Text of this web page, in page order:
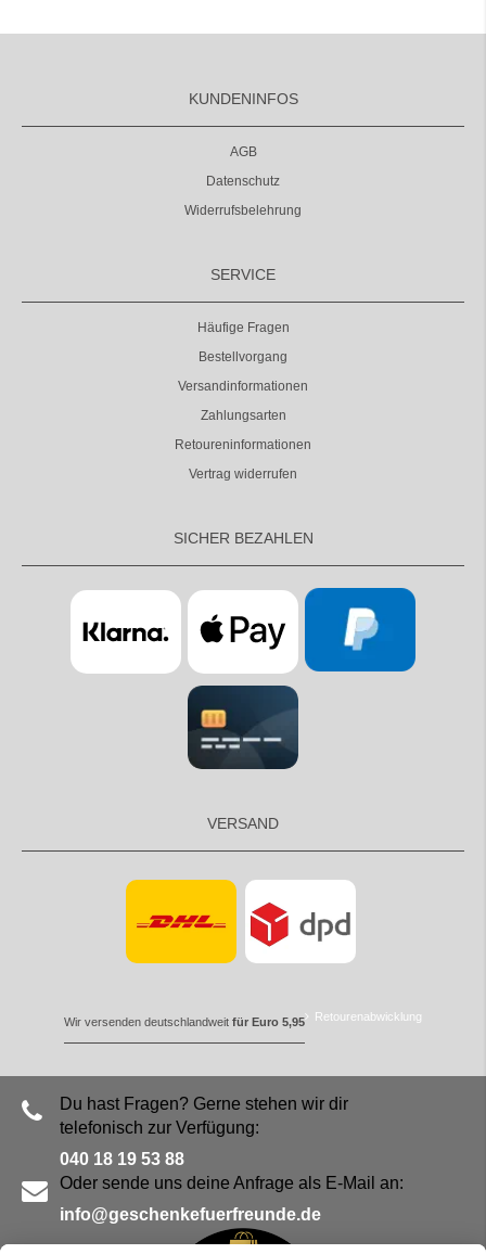
KUNDENINFOS
AGB
Datenschutz
Widerrufsbelehrung
SERVICE
Häufige Fragen
Bestellvorgang
Versandinformationen
Zahlungsarten
Retoureninformationen
Vertrag widerrufen
SICHER BEZAHLEN
VERSAND
Wir versenden deutschlandweit für Euro 5,95 Retourenabwicklung
Du hast Fragen? Gerne stehen wir dir
telefonisch zur Verfügung:
040 18 19 53 88
Oder sende uns deine Anfrage als E-Mail an:
info@geschenkefuerfreunde.de